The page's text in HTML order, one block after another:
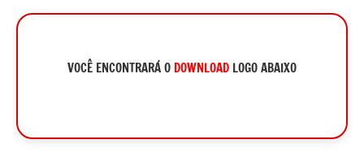
VOCÊ ENCONTRARÁ O DOWNLOAD LOGO ABAIXO